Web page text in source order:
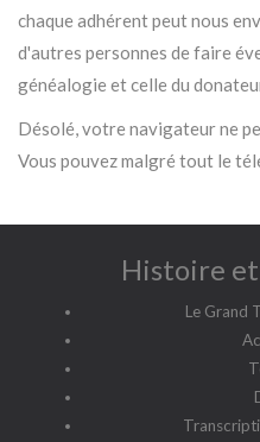
chaque adhérent peut nous
d'autres personnes de faire
généalogie et celle du
Désolé, votre navigateur ne
Vous pouvez malgré tout le
Histoire
Le Grand